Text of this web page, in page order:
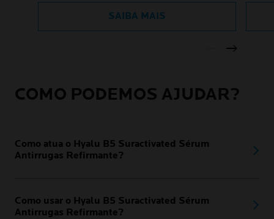
REFIRMANTESAIBA MAIS
COMO PODEMOS AJUDAR?
Como atua o Hyalu B5 Suractivated Sérum
Antirrugas Refirmante?
Como usar o Hyalu B5 Suractivated Sérum
Antirrugas Refirmante?